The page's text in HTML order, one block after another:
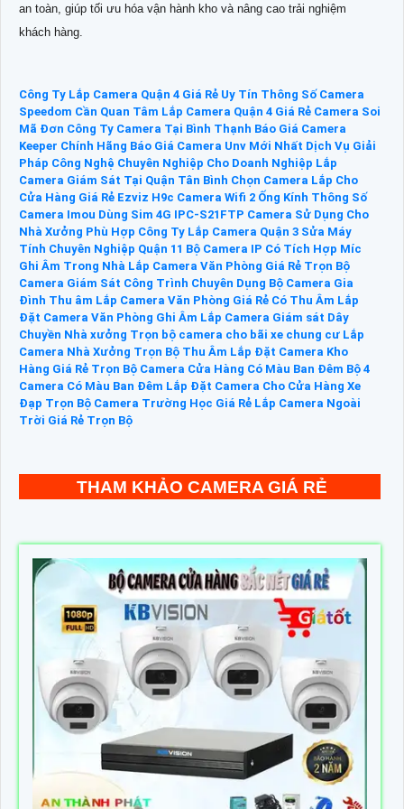
an toàn, giúp tối ưu hóa vận hành kho và nâng cao trải nghiệm
khách hàng.
Công Ty Lắp Camera Quận 4 Giá Rẻ Uy Tín Thông Số Camera
Speedom Cần Quan Tâm Lắp Camera Quận 4 Giá Rẻ Camera Soi
Mã Đơn Công Ty Camera Tại Bình Thạnh Báo Giá Camera
Keeper Chính Hãng Báo Giá Camera Unv Mới Nhất Dịch Vụ Giải
Pháp Công Nghệ Chuyên Nghiệp Cho Doanh Nghiệp Lắp
Camera Giám Sát Tại Quận Tân Bình Chọn Camera Lắp Cho
Cửa Hàng Giá Rẻ Ezviz H9c Camera Wifi 2 Ống Kính Thông Số
Camera Imou Dùng Sim 4G IPC-S21FTP Camera Sử Dụng Cho
Nhà Xưởng Phù Hợp Công Ty Lắp Camera Quận 3 Sửa Máy
Tính Chuyên Nghiệp Quận 11 Bộ Camera IP Có Tích Hợp Míc
Ghi Âm Trong Nhà Lắp Camera Văn Phòng Giá Rẻ Trọn Bộ
Camera Giám Sát Công Trình Chuyên Dụng Bộ Camera Gia
Đình Thu âm Lắp Camera Văn Phòng Giá Rẻ Có Thu Âm Lắp
Đặt Camera Văn Phòng Ghi Âm Lắp Camera Giám sát Dây
Chuyền Nhà xưởng Trọn bộ camera cho bãi xe chung cư Lắp
Camera Nhà Xưởng Trọn Bộ Thu Âm Lắp Đặt Camera Kho
Hàng Giá Rẻ Trọn Bộ Camera Cửa Hàng Có Màu Ban Đêm Bộ 4
Camera Có Màu Ban Đêm Lắp Đặt Camera Cho Cửa Hàng Xe
Đạp Trọn Bộ Camera Trường Học Giá Rẻ Lắp Camera Ngoài
Trời Giá Rẻ Trọn Bộ
THAM KHẢO CAMERA GIÁ RẺ